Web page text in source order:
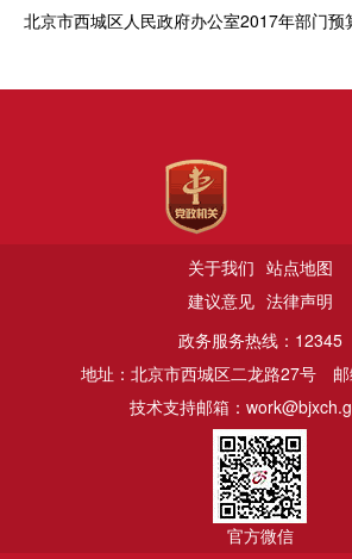
北京市西城区人民政府办公室2017年部门预
关于我们 站点地图
建议意见 法律声明
政务服务热线：12345
地址：北京市西城区二龙路27号
技术支持邮箱：
官方微信